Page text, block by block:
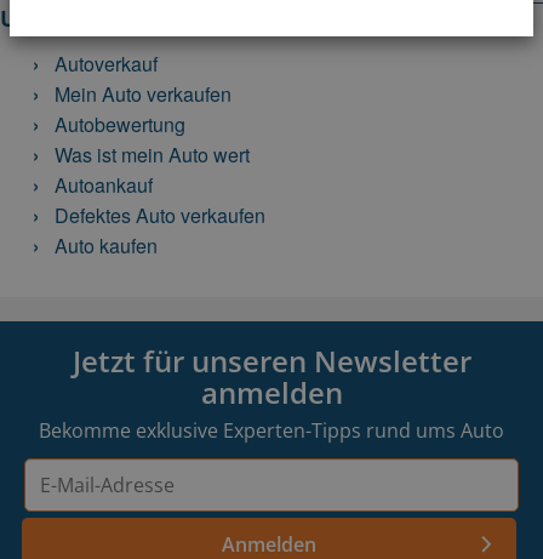
Unsere Services
Autoverkauf
Mein Auto verkaufen
Autobewertung
Was ist mein Auto wert
Autoankauf
Defektes Auto verkaufen
Auto kaufen
Jetzt für unseren Newsletter
anmelden
Bekomme exklusive Experten-Tipps rund ums Auto
Adresse
Anmelden